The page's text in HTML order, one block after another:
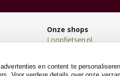
Onze shops
Loopfietsen.nl
SpeeltentXL.nl
en content te